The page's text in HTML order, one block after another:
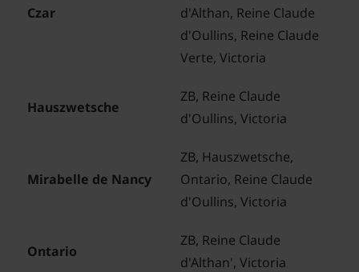
Czar
d'Althan, Reine Claude
d'Oullins, Reine Claude
Verte, Victoria
Hauszwetsche
ZB, Reine Claude
d'Oullins, Victoria
Mirabelle de Nancy
ZB, Hauszwetsche,
Ontario, Reine Claude
d'Oullins, Victoria
Ontario
ZB, Reine Claude
d'Althan', Victoria